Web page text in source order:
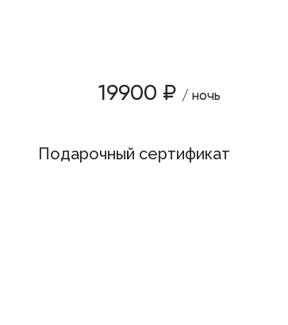
19900 ₽ / ночь
Подарочный сертификат